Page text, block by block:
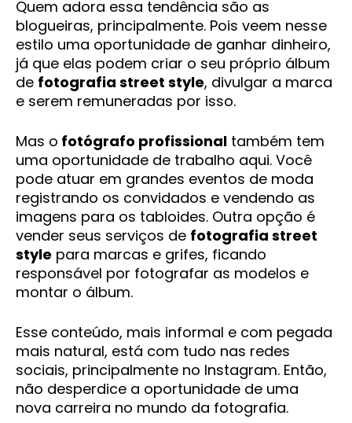
Quem adora essa tendência são as
blogueiras, principalmente. Pois veem nesse
estilo uma oportunidade de ganhar dinheiro,
já que elas podem criar o seu próprio álbum
de fotografia street style, divulgar a marca
e serem remuneradas por isso.
Mas o fotógrafo profissional também tem
uma oportunidade de trabalho aqui. Você
pode atuar em grandes eventos de moda
registrando os convidados e vendendo as
imagens para os tabloides. Outra opção é
vender seus serviços de fotografia street
style para marcas e grifes, ficando
responsável por fotografar as modelos e
montar o álbum.
Esse conteúdo, mais informal e com pegada
mais natural, está com tudo nas redes
sociais, principalmente no Instagram. Então,
não desperdice a oportunidade de uma
nova carreira no mundo da fotografia.